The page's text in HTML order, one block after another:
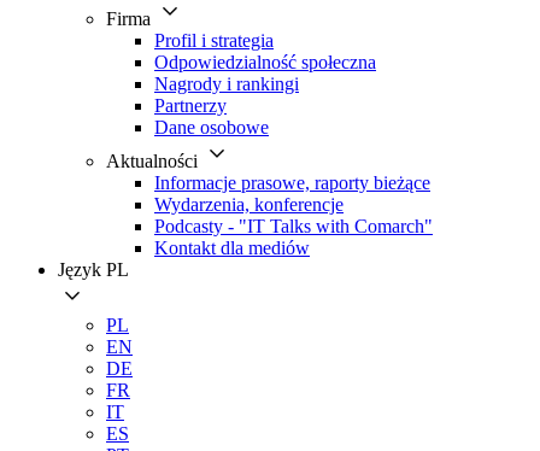
Firma
Profil i strategia
Odpowiedzialność społeczna
Nagrody i rankingi
Partnerzy
Dane osobowe
Aktualności
Informacje prasowe, raporty bieżące
Wydarzenia, konferencje
Podcasty - "IT Talks with Comarch"
Kontakt dla mediów
Język PL
PL
EN
DE
FR
IT
ES